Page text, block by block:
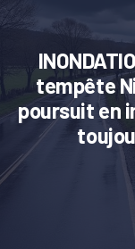
tempête
poursuit en